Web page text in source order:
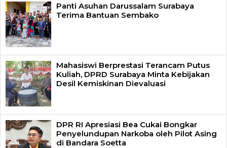
Panti Asuhan Darussalam Surabaya
Terima Bantuan Sembako
Mahasiswi Berprestasi Terancam Putus
Kuliah, DPRD Surabaya Minta Kebijakan
Desil Kemiskinan Dievaluasi
DPR RI Apresiasi Bea Cukai Bongkar
Penyelundupan Narkoba oleh Pilot Asing
di Bandara Soetta